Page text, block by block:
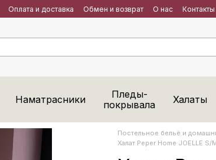
Оплата и доставка Обмен и возврат О нас Контакты
Наматрасники
Пледы-
покрывала
Халаты
Постельное бельё и
Халат Peper Home JOELLE S/